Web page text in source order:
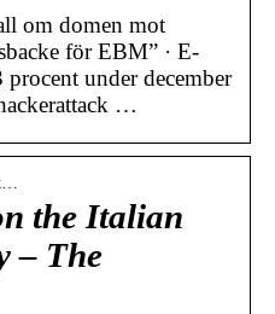
om domen mot
för EBM” · E-
under december
…
the Italian
– The